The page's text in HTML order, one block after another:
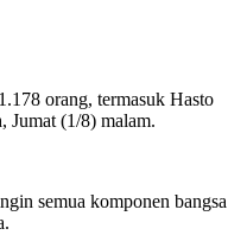
orang, termasuk Hasto
Jumat (1/8) malam.
semua komponen bangsa